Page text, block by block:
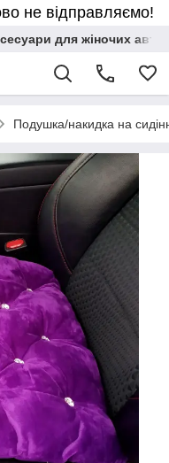
не відправляємо!
для жіночих
Подушка/накидка на